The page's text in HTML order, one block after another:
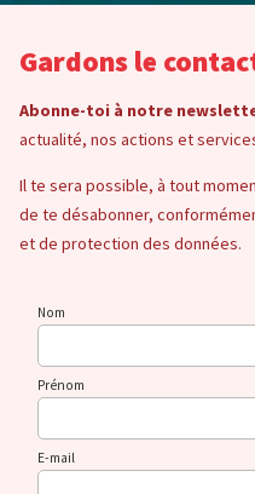
Gardons le
Abonne-toi à notre
actualité, nos actions et
Il te sera possible, à tout
de te désabonner,
et de protection des données.
Nom
Prénom
E-mail